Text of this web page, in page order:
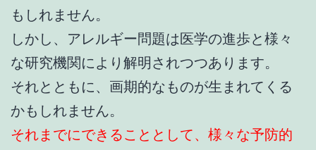
もしれません。
しかし、アレルギー問題は医学の進歩と様々
な研究機関により解明されつつあります。
それとともに、画期的なものが生まれてくる
かもしれません。
それまでにできることとして、様々な予防的